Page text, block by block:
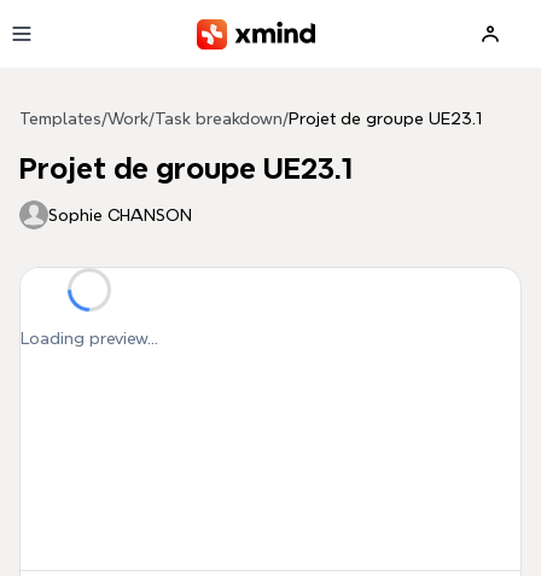
Templates/Work/Task breakdown/Projet de groupe UE23.1
Projet de groupe UE23.1
Sophie CHANSON
Loading preview...